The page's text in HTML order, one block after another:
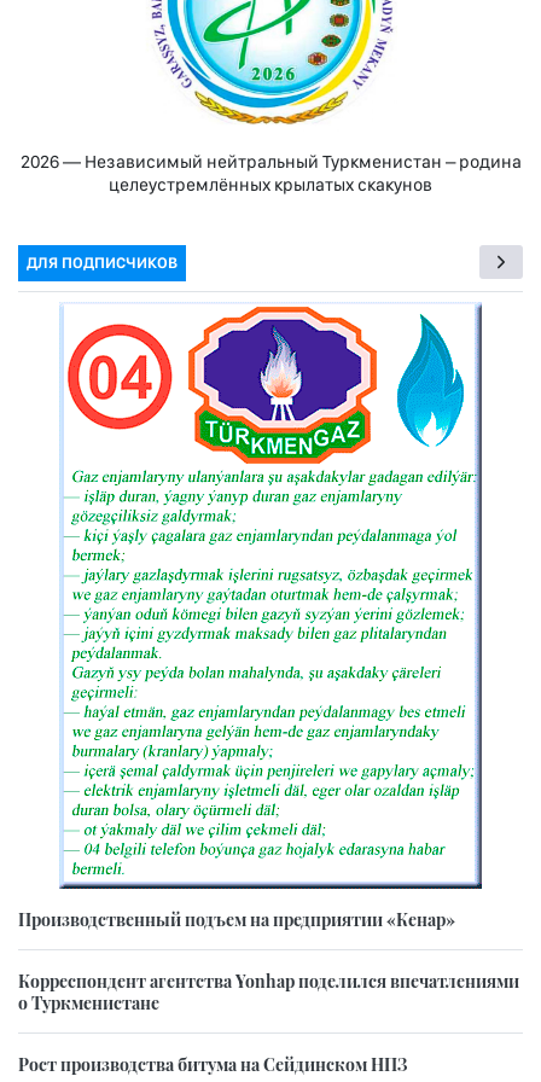
2026 — Независимый нейтральный Туркменистан – родина
целеустремлённых крылатых скакунов
ДЛЯ ПОДПИСЧИКОВ
Производственный подъем на предприятии «Кенар»
Корреспондент агентства Yonhap поделился впечатлениями
о Туркменистане
Рост производства битума на Сейдинском НПЗ